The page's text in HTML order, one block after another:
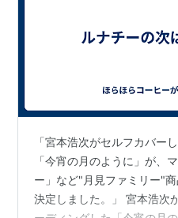
「宮本浩次がセルフカバー
「今宵の月のように」が、
ー」など"月見ファミリー"
決定しました。」 宮本浩次